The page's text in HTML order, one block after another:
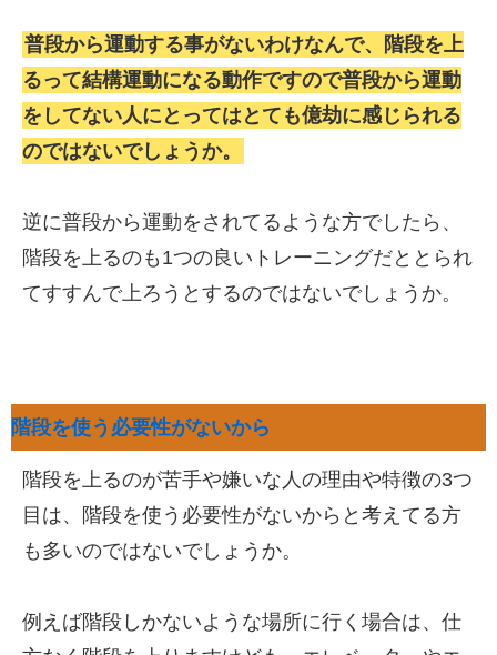
普段から運動する事がないわけなんで、階段を上
るって結構運動になる動作ですので普段から運動
をしてない人にとってはとても億劫に感じられる
のではないでしょうか。
逆に普段から運動をされてるような方でしたら、
階段を上るのも1つの良いトレーニングだととられ
てすすんで上ろうとするのではないでしょうか。
階段を使う必要性がないから
階段を上るのが苦手や嫌いな人の理由や特徴の3つ
目は、階段を使う必要性がないからと考えてる方
も多いのではないでしょうか。
例えば階段しかないような場所に行く場合は、仕